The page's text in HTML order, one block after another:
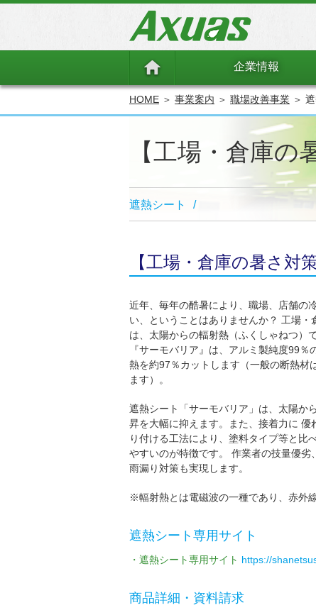
企業情報
HOME ＞ 事業案内 ＞ 職場改善事業 ＞
【工場・倉庫
遮熱シート /
【工場・倉庫の暑さ対
近年、毎年の酷暑により、職場、店舗の
い、ということはありませんか？ 工場・
は、太陽からの輻射熱（ふくしゃねつ）
『サーモバリア』は、アルミ製純度99
熱を約97％カットします（一般の断熱材
ます）。
遮熱シート「サーモバリア」は、太陽か
昇を大幅に抑えます。また、接着力に
り付ける工法により、塗料タイプ等と比
やすいのが特徴です。 作業者の技量優
雨漏り対策も実現します。
※輻射熱とは電磁波の一種であり、赤外
遮熱シート専用サイト
・遮熱シート専用サイト https://
商品詳細・資料請求